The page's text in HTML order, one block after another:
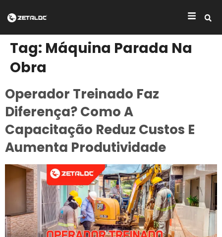
Tag: Máquina Parada Na
Obra
Operador Treinado Faz
Diferença? Como A
Capacitação Reduz Custos E
Aumenta Produtividade